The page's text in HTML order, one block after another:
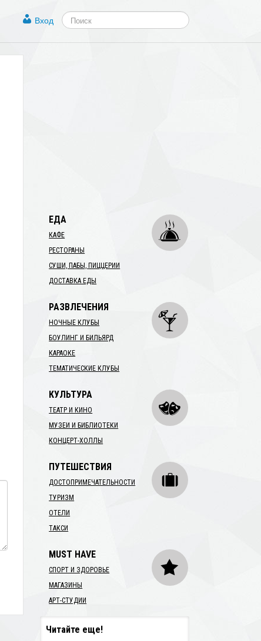
Вход
ЕДА
КАФЕ
РЕСТОРАНЫ
СУШИ, ПАБЫ, ПИЦЦЕРИИ
ДОСТАВКА ЕДЫ
РАЗВЛЕЧЕНИЯ
НОЧНЫЕ КЛУБЫ
БОУЛИНГ И БИЛЬЯРД
КАРАОКЕ
ТЕМАТИЧЕСКИЕ КЛУБЫ
КУЛЬТУРА
ТЕАТР И КИНО
МУЗЕИ И БИБЛИОТЕКИ
КОНЦЕРТ-ХОЛЛЫ
ПУТЕШЕСТВИЯ
ДОСТОПРИМЕЧАТЕЛЬНОСТИ
ТУРИЗМ
ОТЕЛИ
ТАКСИ
MUST HAVE
СПОРТ И ЗДОРОВЬЕ
МАГАЗИНЫ
АРТ-СТУДИИ
Читайте еще!